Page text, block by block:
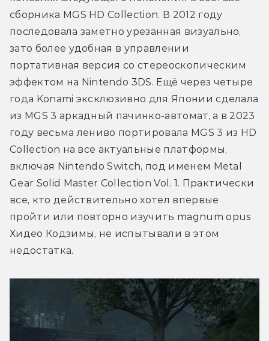
сборника MGS HD Collection. В 2012 году
последовала заметно урезанная визуально,
зато более удобная в управлении
портативная версия со стереоскопическим
эффектом на Nintendo 3DS. Ещё через четыре
года Konami эксклюзивно для Японии сделала
из MGS 3 аркадный пачинко-автомат, а в 2023
году весьма лениво портировала MGS 3 из HD
Collection на все актуальные платформы,
включая Nintendo Switch, под именем Metal
Gear Solid Master Collection Vol. 1. Практически
все, кто действительно хотел впервые
пройти или повторно изучить magnum opus
Хидео Кодзимы, не испытывали в этом
недостатка.